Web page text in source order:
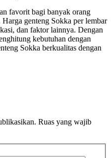
favorit bagi banyak orang
genteng Sokka per lembar
dan faktor lainnya. Dengan
kebutuhan dengan
Sokka berkualitas dengan
Ruas yang wajib